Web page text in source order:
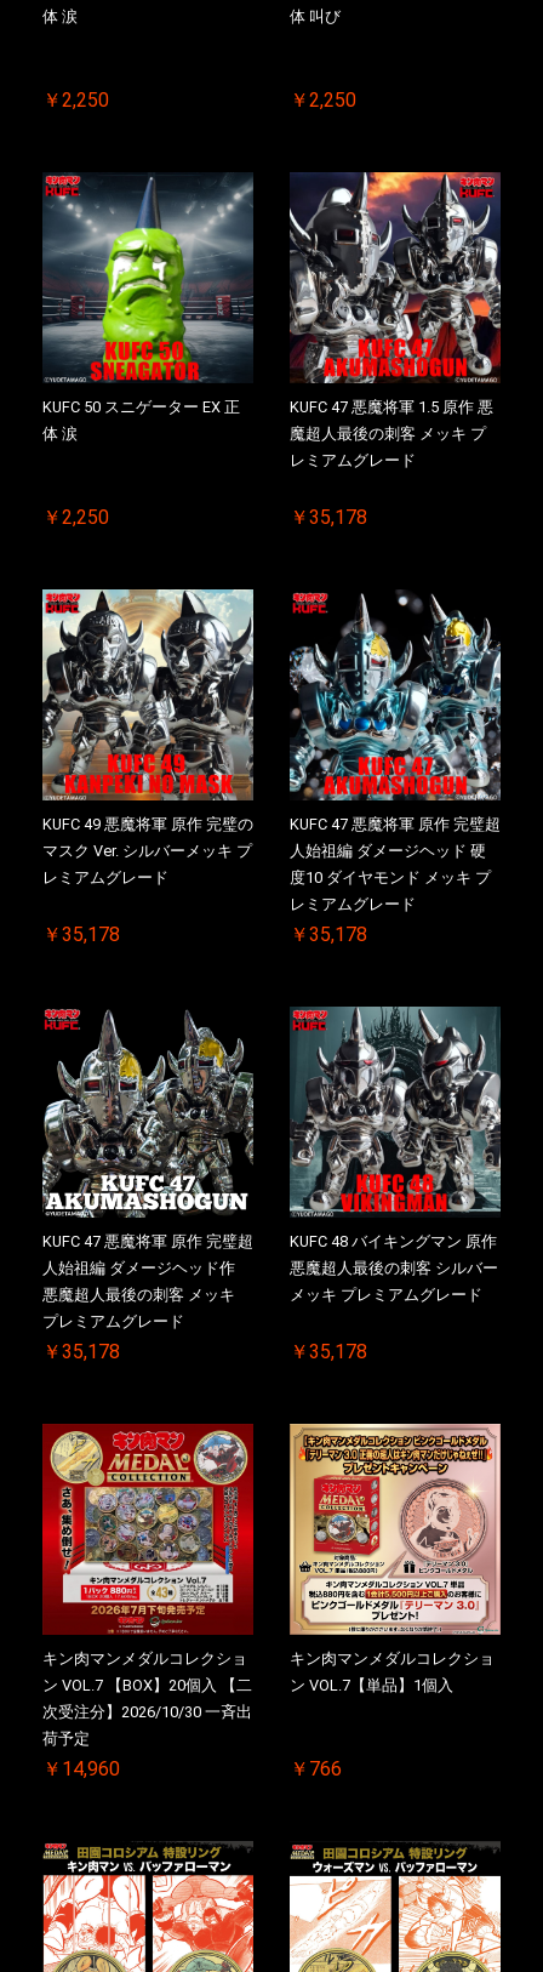
体 涙
￥2,250
体 叫び
￥2,250
KUFC 50 スニゲーター EX 正
体 涙
￥2,250
KUFC 47 悪魔将軍 1.5 原作 悪
魔超人最後の刺客 メッキ プ
レミアムグレード
￥35,178
KUFC 49 悪魔将軍 原作 完璧の
マスク Ver. シルバーメッキ プ
レミアムグレード
￥35,178
KUFC 47 悪魔将軍 原作 完璧超
人始祖編 ダメージヘッド 硬
度10 ダイヤモンド メッキ プ
レミアムグレード
￥35,178
KUFC 47 悪魔将軍 原作 完璧超
人始祖編 ダメージヘッド作
悪魔超人最後の刺客 メッキ
プレミアムグレード
￥35,178
KUFC 48 バイキングマン 原作
悪魔超人最後の刺客 シルバー
メッキ プレミアムグレード
￥35,178
キン肉マンメダルコレクショ
ン VOL.7 【BOX】20個入 【二
次受注分】2026/10/30 一斉出
荷予定
￥14,960
キン肉マンメダルコレクショ
ン VOL.7【単品】1個入
￥766